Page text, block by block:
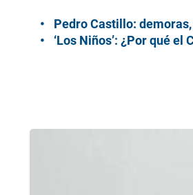
Pedro Castillo:
‘Los Niños’: ¿Por qué